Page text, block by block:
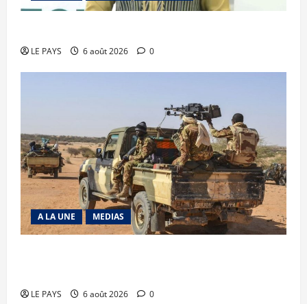
LE PAYS 6 août 2026 0
A LA UNE MEDIAS
LE PAYS 6 août 2026 0